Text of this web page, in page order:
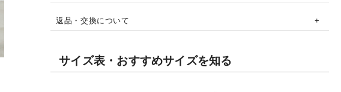
返品・交換について
サイズ表・おすすめサイズを知る